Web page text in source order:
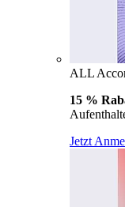
ALL
15 %
Jetzt